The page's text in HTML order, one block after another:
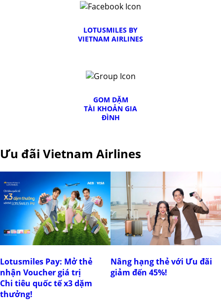
LOTUSMILES BY
VIETNAM AIRLINES
GOM DẶM
TÀI KHOẢN GIA
ĐÌNH
Ưu đãi Vietnam Airlines
Lotusmiles Pay: Mở thẻ
nhận Voucher giá trị
Chi tiêu quốc tế x3 dặm
thưởng!
Nâng hạng thẻ với Ưu đãi
giảm đến 45%!